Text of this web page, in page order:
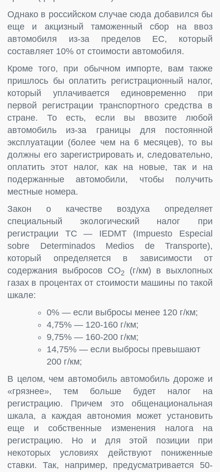
Однако в российском случае сюда добавился бы
еще и акцизный таможенный сбор на ввоз
автомобиля из-за пределов ЕС, который
составляет 10% от стоимости автомобиля.
Кроме того, при обычном импорте, вам также
пришлось бы оплатить регистрационный налог,
который уплачивается единовременно при
первой регистрации транспортного средства в
стране. То есть, если вы ввозите любой
автомобиль из-за границы для постоянной
эксплуатации (более чем на 6 месяцев), то вы
должны его зарегистрировать и, следовательно,
оплатить этот налог, как на новые, так и на
подержанные автомобили, чтобы получить
местные номера.
Закон о качестве воздуха определяет
специальный экологический налог при
регистрации ТС — IEDMT (Impuesto Especial
sobre Determinados Medios de Transporte),
который определяется в зависимости от
содержания выбросов СО2
(г/км) в выхлопных
газах в процентах от стоимости машины по такой
шкале:
0% — если выбросы менее 120 г/км;
4,75% — 120-160 г/км;
9,75% — 160-200 г/км;
14,75% — если выбросы превышают
200 г/км;
В целом, чем автомобиль автомобиль дороже и
«грязнее», тем больше будет налог на
регистрацию. Причем это общенациональная
шкала, а каждая автономия может установить
еще и собственные изменения налога на
регистрацию. Но и для этой позиции при
некоторых условиях действуют пониженные
ставки. Так, например, предусматривается 50-